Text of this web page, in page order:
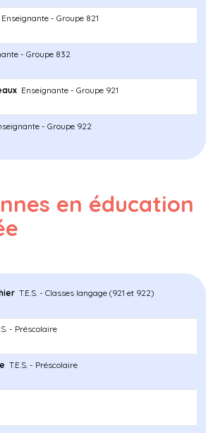
Enseignante - Groupe 821
- Groupe 832
Enseignante - Groupe 921
- Groupe 922
en éducation
T.E.S. - Classes langage (921 et 922)
- Préscolaire
T.E.S. - Préscolaire